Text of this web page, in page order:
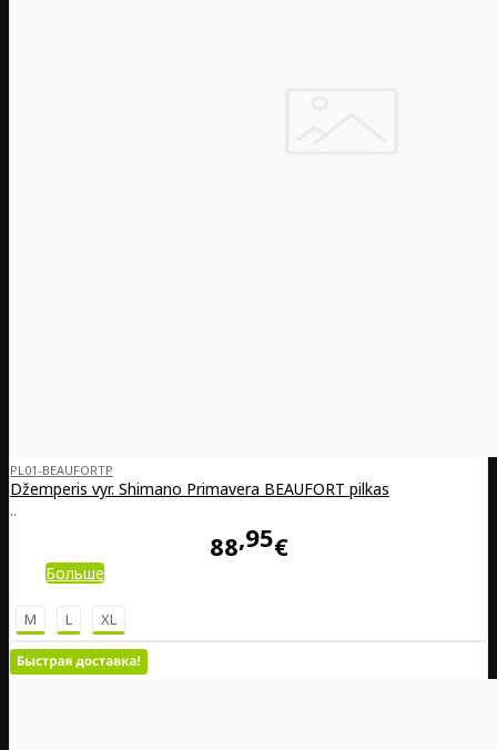
PL01-BEAUFORTP
Džemperis vyr. Shimano Primavera BEAUFORT pilkas
..
88 95€
Больше
M L XL